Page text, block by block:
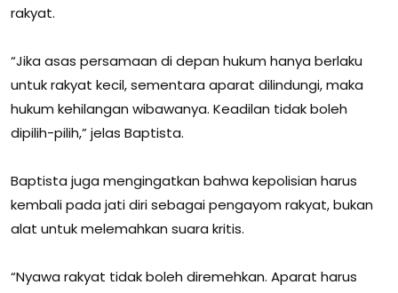
rakyat.
“Jika asas persamaan di depan hukum hanya berlaku
untuk rakyat kecil, sementara aparat dilindungi, maka
hukum kehilangan wibawanya. Keadilan tidak boleh
dipilih-pilih,” jelas Baptista.
Baptista juga mengingatkan bahwa kepolisian harus
kembali pada jati diri sebagai pengayom rakyat, bukan
alat untuk melemahkan suara kritis.
“Nyawa rakyat tidak boleh diremehkan. Aparat harus